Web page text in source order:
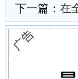
下一篇： 在